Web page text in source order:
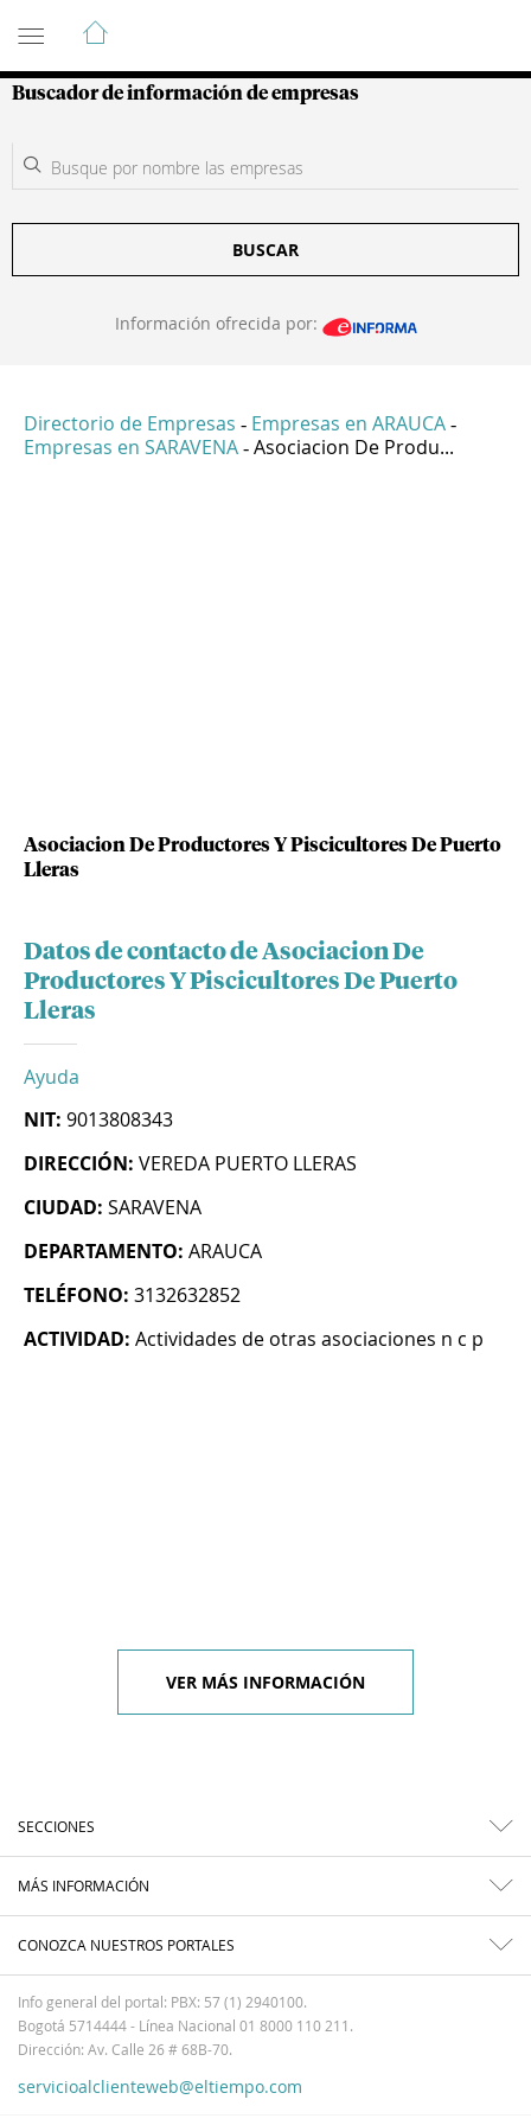
Guía de Empresas Colombianas
Buscador de información de empresas
BUSCAR
Información ofrecida por:
Directorio de Empresas - Empresas en ARAUCA -
Empresas en SARAVENA - Asociacion De Produ...
Asociacion De Productores Y Piscicultores De Puerto
Lleras
Datos de contacto de Asociacion De
Productores Y Piscicultores De Puerto
Lleras
Ayuda
NIT: 9013808343
DIRECCIÓN: VEREDA PUERTO LLERAS
CIUDAD: SARAVENA
DEPARTAMENTO: ARAUCA
TELÉFONO: 3132632852
ACTIVIDAD: Actividades de otras asociaciones n c p
VER MÁS INFORMACIÓN
SECCIONES
MÁS INFORMACIÓN
CONOZCA NUESTROS PORTALES
Info general del portal: PBX: 57 (1) 2940100.
Bogotá 5714444 - Línea Nacional 01 8000 110 211.
Dirección: Av. Calle 26 # 68B-70.
servicioalclienteweb@eltiempo.com